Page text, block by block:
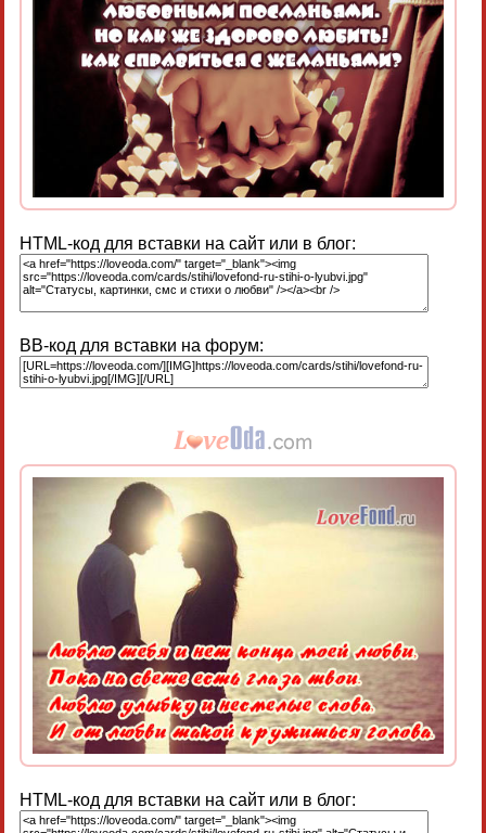
HTML-код для вставки на сайт или в блог:
BB-код для вставки на форум:
HTML-код для вставки на сайт или в блог: